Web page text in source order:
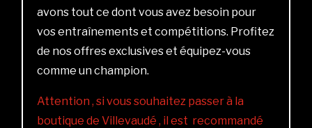
avons tout ce dont vous avez besoin pour
vos entraînements et compétitions. Profitez
de nos offres exclusives et équipez-vous
comme un champion.
Attention , si vous souhaitez passer à la
boutique de Villevaudé , il est recommandé